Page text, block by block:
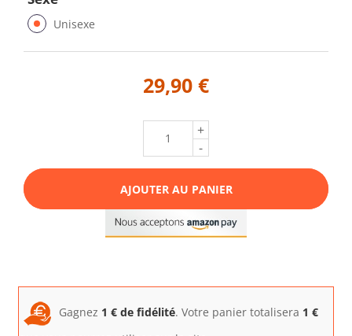
Unisexe
29,90 €
+
-
AJOUTER AU PANIER
Gagnez 1 € de fidélité. Votre panier totalisera 1 €